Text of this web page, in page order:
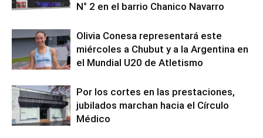
N° 2 en el barrio Chanico Navarro
Olivia Conesa representará este
miércoles a Chubut y a la Argentina en
el Mundial U20 de Atletismo
Por los cortes en las prestaciones,
jubilados marchan hacia el Círculo
Médico